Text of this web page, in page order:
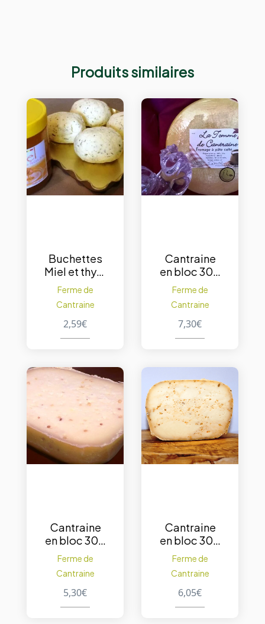
Produits similaires
Buchettes
Miel et thym
100 g. – 1pc
Ferme de
Cantraine
2,59€
Cantraine
en bloc 300
g. – Tomme
Ferme de
Cantraine
7,30€
Cantraine
en bloc 300
g. – Nature
Ferme de
Cantraine
5,30€
Cantraine
en bloc 300
épices
Ferme de
Cantraine
6,05€